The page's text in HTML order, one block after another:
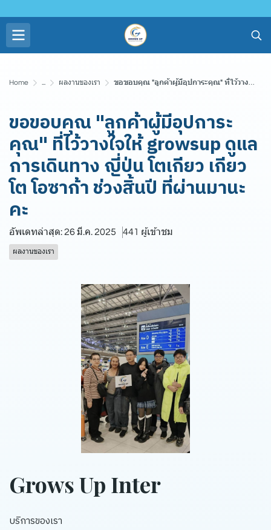
Home ... ผลงานของเรา ขอขอบคุณ "ลูกค้าผู้มีอุปการะคุณ" ที่ไว้วางใจให้ growsup ดูแลการเดินทาง ญี่ปุ่น โตเกียว เกียวโต โอซาก้า ช่วงสิ้นปี ที่ผ่านมานะคะ
ขอขอบคุณ "ลูกค้าผู้มีอุปการะ
คุณ" ที่ไว้วางใจให้ growsup ดูแล
การเดินทาง ญี่ปุ่น โตเกียว เกียว
โต โอซาก้า ช่วงสิ้นปี ที่ผ่านมานะ
คะ
อัพเดทล่าสุด: 26 มี.ค. 2025 441 ผู้เข้าชม
ผลงานของเรา
Grows Up Inter
บริการของเรา